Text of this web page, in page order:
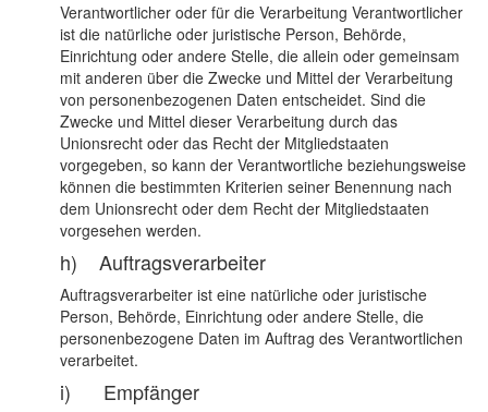
Verantwortlicher oder für die Verarbeitung Verantwortlicher
ist die natürliche oder juristische Person, Behörde,
Einrichtung oder andere Stelle, die allein oder gemeinsam
mit anderen über die Zwecke und Mittel der Verarbeitung
von personenbezogenen Daten entscheidet. Sind die
Zwecke und Mittel dieser Verarbeitung durch das
Unionsrecht oder das Recht der Mitgliedstaaten
vorgegeben, so kann der Verantwortliche beziehungsweise
können die bestimmten Kriterien seiner Benennung nach
dem Unionsrecht oder dem Recht der Mitgliedstaaten
vorgesehen werden.
h) Auftragsverarbeiter
Auftragsverarbeiter ist eine natürliche oder juristische
Person, Behörde, Einrichtung oder andere Stelle, die
personenbezogene Daten im Auftrag des Verantwortlichen
verarbeitet.
i) Empfänger